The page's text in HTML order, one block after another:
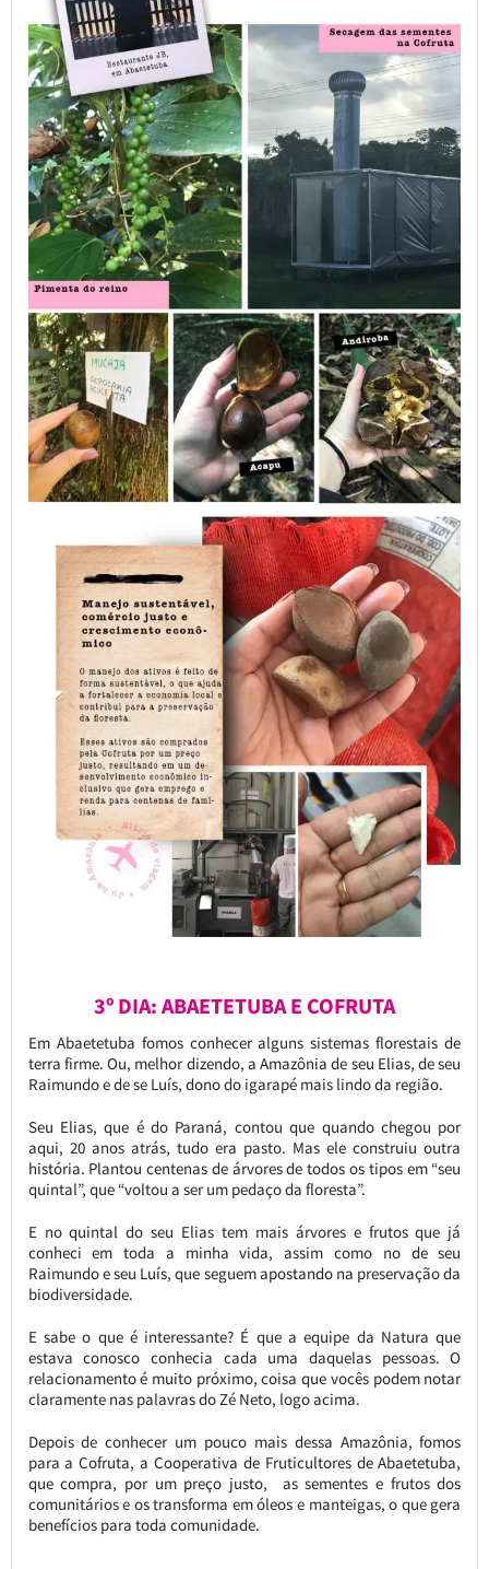
3º DIA: ABAETETUBA E COFRUTA
Em Abaetetuba fomos conhecer alguns sistemas florestais de
terra firme. Ou, melhor dizendo, a Amazônia de seu Elias, de seu
Raimundo e de se Luís, dono do igarapé mais lindo da região.
Seu Elias, que é do Paraná, contou que quando chegou por
aqui, 20 anos atrás, tudo era pasto. Mas ele construiu outra
história. Plantou centenas de árvores de todos os tipos em “seu
quintal”, que “voltou a ser um pedaço da floresta”.
E no quintal do seu Elias tem mais árvores e frutos que já
conheci em toda a minha vida, assim como no de seu
Raimundo e seu Luís, que seguem apostando na preservação da
biodiversidade.
E sabe o que é interessante? É que a equipe da Natura que
estava conosco conhecia cada uma daquelas pessoas. O
relacionamento é muito próximo, coisa que vocês podem notar
claramente nas palavras do Zé Neto, logo acima.
Depois de conhecer um pouco mais dessa Amazônia, fomos
para a Cofruta, a Cooperativa de Fruticultores de Abaetetuba,
que compra, por um preço justo, as sementes e frutos dos
comunitários e os transforma em óleos e manteigas, o que gera
benefícios para toda comunidade.